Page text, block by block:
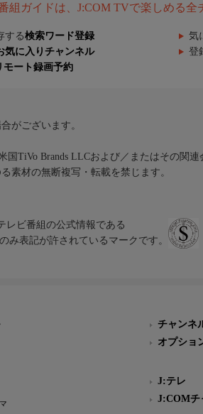
組ガイドは、J:COM TVで楽しめる全
する検索ワード登録 気
気に入りチャンネル 登
モート録画予約
がございます。
TiVo Brands LLCおよび／またはその関
素材の無断複写・転載を禁じます。
レビ番組の公式情報である
み表記が許されているマークです。
チャンネ
オプショ
J:テレ
J:COMチ